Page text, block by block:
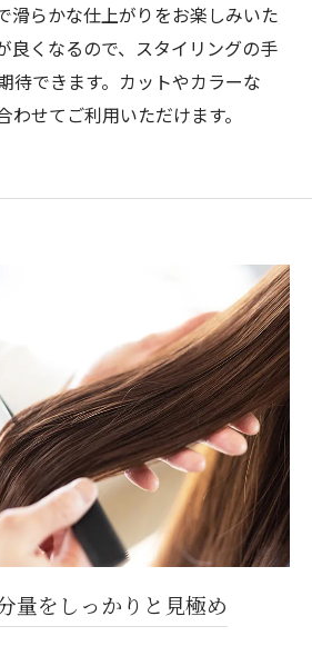
滑らかな仕上がりをお楽しみいた
良くなるので、スタイリングの手
待できます。カットやカラーな
わせてご利用いただけます。
量をしっかりと見極め